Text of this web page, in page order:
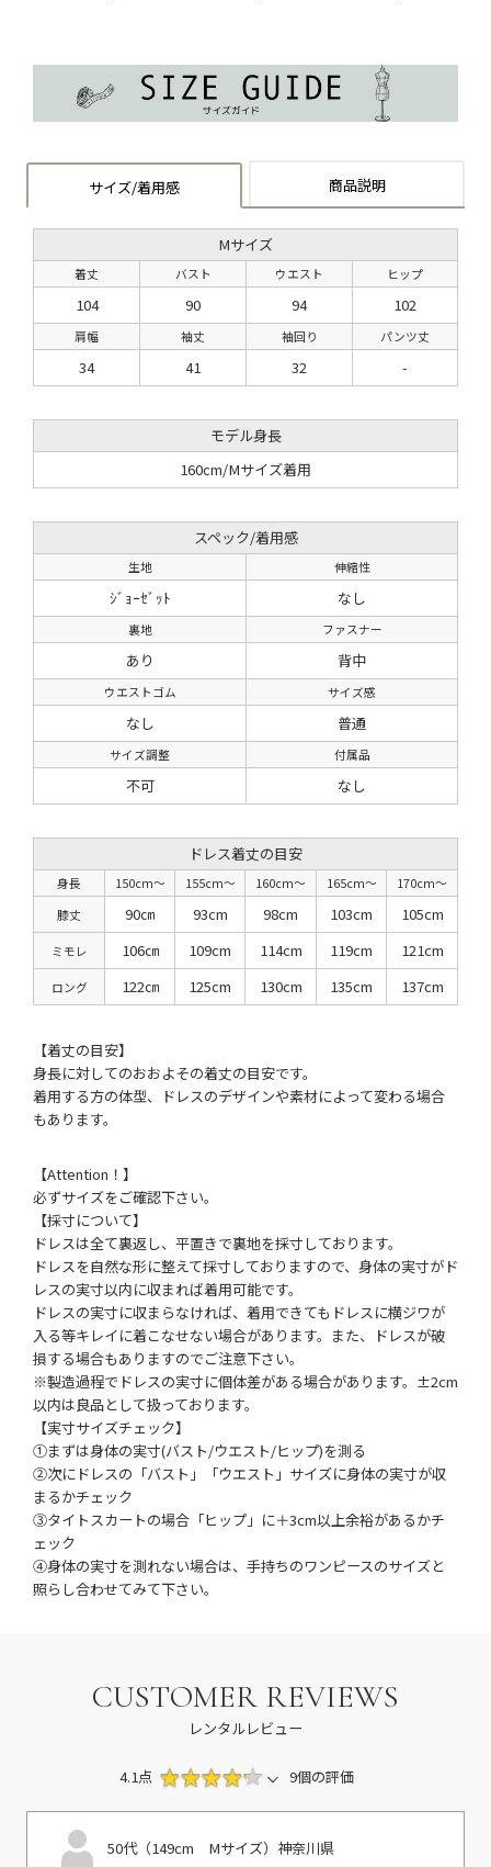
サイズ/着用感 商品説明
Mサイズ
着丈 バスト ウエスト ヒップ
104 90 94 102
肩幅 袖丈 袖回り パンツ丈
34 41 32 -
モデル身長
160cm/Mサイズ着用
スペック/着用感
生地 伸縮性
ｼﾞｮｰｾﾞｯﾄ なし
裏地 ファスナー
あり 背中
ウエストゴム サイズ感
なし 普通
サイズ調整 付属品
不可 なし
ドレス着丈の目安
身長 150cm〜 155cm〜 160cm〜 165cm〜
170cm〜
膝丈
90㎝ 93cm 98cm 103cm 105cm
ミモレ 106㎝ 109cm 114cm 119cm 121cm
ロング 122㎝ 125cm 130cm 135cm 137cm
【着丈の目安】
身長に対してのおおよその着丈の目安です。
着用する方の体型、ドレスのデザインや素材によって変わる場合
もあります。
【Attention！】
必ずサイズをご確認下さい。
【採寸について】
ドレスは全て裏返し、平置きで裏地を採寸しております。
ドレスを自然な形に整えて採寸しておりますので、身体の実寸がド
レスの実寸以内に収まれば着用可能です。
ドレスの実寸に収まらなければ、着用できてもドレスに横ジワが
入る等キレイに着こなせない場合があります。また、ドレスが破
損する場合もありますのでご注意下さい。
※製造過程でドレスの実寸に個体差がある場合があります。±2cm
以内は良品として扱っております。
【実寸サイズチェック】
①まずは身体の実寸(バスト/ウエスト/ヒップ)を測る
②次にドレスの「バスト」「ウエスト」サイズに身体の実寸が収
まるかチェック
③タイトスカートの場合「ヒップ」に＋3cm以上余裕があるかチ
ェック
④身体の実寸を測れない場合は、手持ちのワンピースのサイズと
照らし合わせてみて下さい。
CUSTOMER REVIEWS
レンタルレビュー
4.1点 9個の評価
50代（149cm Mサイズ） 神奈川県